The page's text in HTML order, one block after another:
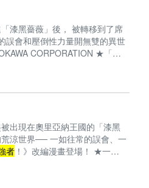
漆黑薔薇」後， 被轉移到了席
誤會和壓倒性力量開無雙的異世
CORPORATION ★「成
出現在奧里亞納王國的「漆黑
涼世界── 一如往常的誤會、一
者 ！》改編漫畫登場！ ★一如
！(首刷售完即無贈品)